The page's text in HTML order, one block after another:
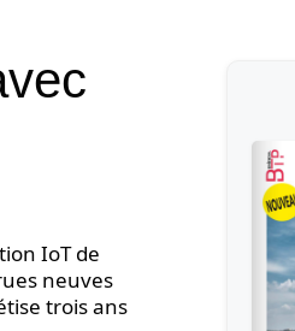
IoT de
neuves
trois ans